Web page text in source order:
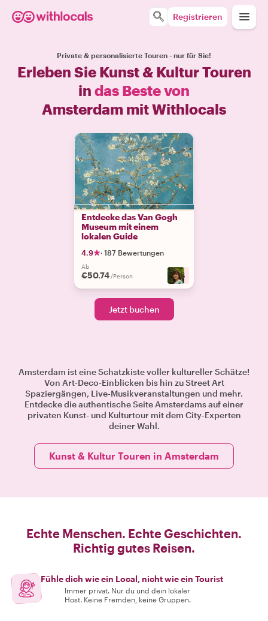
Registrieren
Private & personalisierte Touren - nur für Sie!
Erleben Sie Kunst & Kultur Touren
in das Beste von
Amsterdam mit Withlocals
Entdecke das Van Gogh
Museum mit einem
lokalen Guide
4.9 · 187 Bewertungen
Ab
€50.74 /Person +5
Jetzt buchen
Amsterdam ist eine Schatzkiste voller kultureller Schätze!
Von Art-Deco-Einblicken bis hin zu Street Art
Spaziergängen, Live-Musikveranstaltungen und mehr.
Entdecke die authentische Seite Amsterdams auf einer
privaten Kunst- und Kulturtour mit dem City-Experten
deiner Wahl.
Kunst & Kultur Touren in Amsterdam
Echte Menschen. Echte Geschichten.
Richtig gutes Reisen.
Fühle dich wie ein Local, nicht wie ein Tourist
Immer privat. Nur du und dein lokaler
Host. Keine Fremden, keine Gruppen.